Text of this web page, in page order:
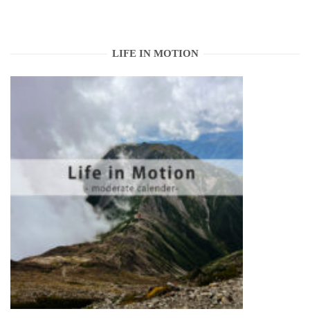
LIFE IN MOTION